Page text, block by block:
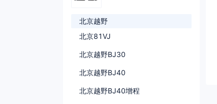
北京越野
北京81VJ
北京越野BJ30
北京越野BJ40
北京越野BJ40增程